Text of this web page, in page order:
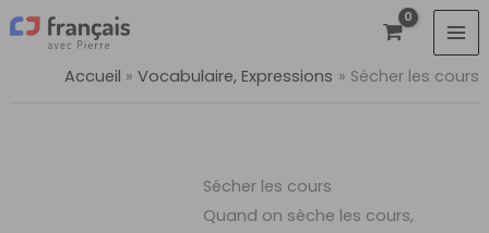
Aller
au
Accueil Vocabulaire, Expressions Sécher les cours
Sécher les cours
Quand on sèche les cours,